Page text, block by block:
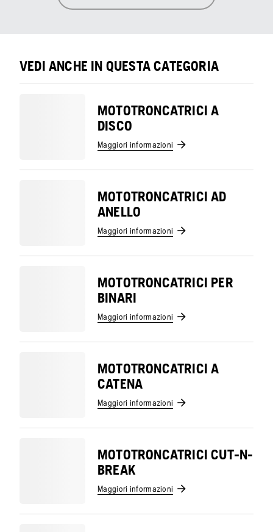
VEDI ANCHE IN QUESTA CATEGORIA
MOTOTRONCATRICI A
DISCO
Maggiori informazioni
MOTOTRONCATRICI AD
ANELLO
Maggiori informazioni
MOTOTRONCATRICI PER
BINARI
Maggiori informazioni
MOTOTRONCATRICI A
CATENA
Maggiori informazioni
MOTOTRONCATRICI CUT-N-
BREAK
Maggiori informazioni